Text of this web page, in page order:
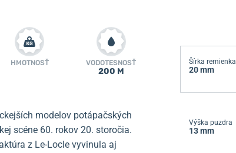
HMOTNOSŤ VODOTESNOSŤ
200 M
modelov potápačských
scéne 60. rokov 20. storočia.
z Le-Locle vyvinula aj
Šírka remienka
20 mm
Výška puzdra
13 mm